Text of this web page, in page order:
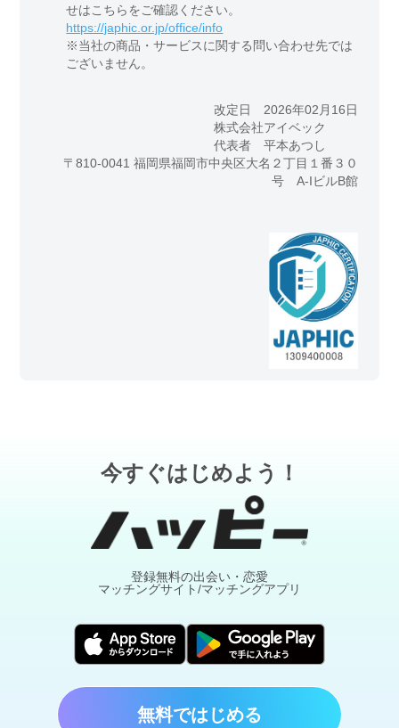
せはこちらをご確認ください。
https://japhic.or.jp/office/info
※当社の商品・サービスに関する問い合わせ先では
ございません。
改定日 2026年02月16日
株式会社アイベック
代表者 平本あつし
〒810-0041 福岡県福岡市中央区大名２丁目１番３０
号 A-IビルB館
今すぐはじめよう！
登録無料の出会い・恋愛
マッチングサイト/マッチングアプリ
無料ではじめる